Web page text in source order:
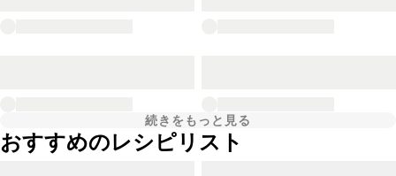
続きをもっと見る
おすすめのレシピリスト